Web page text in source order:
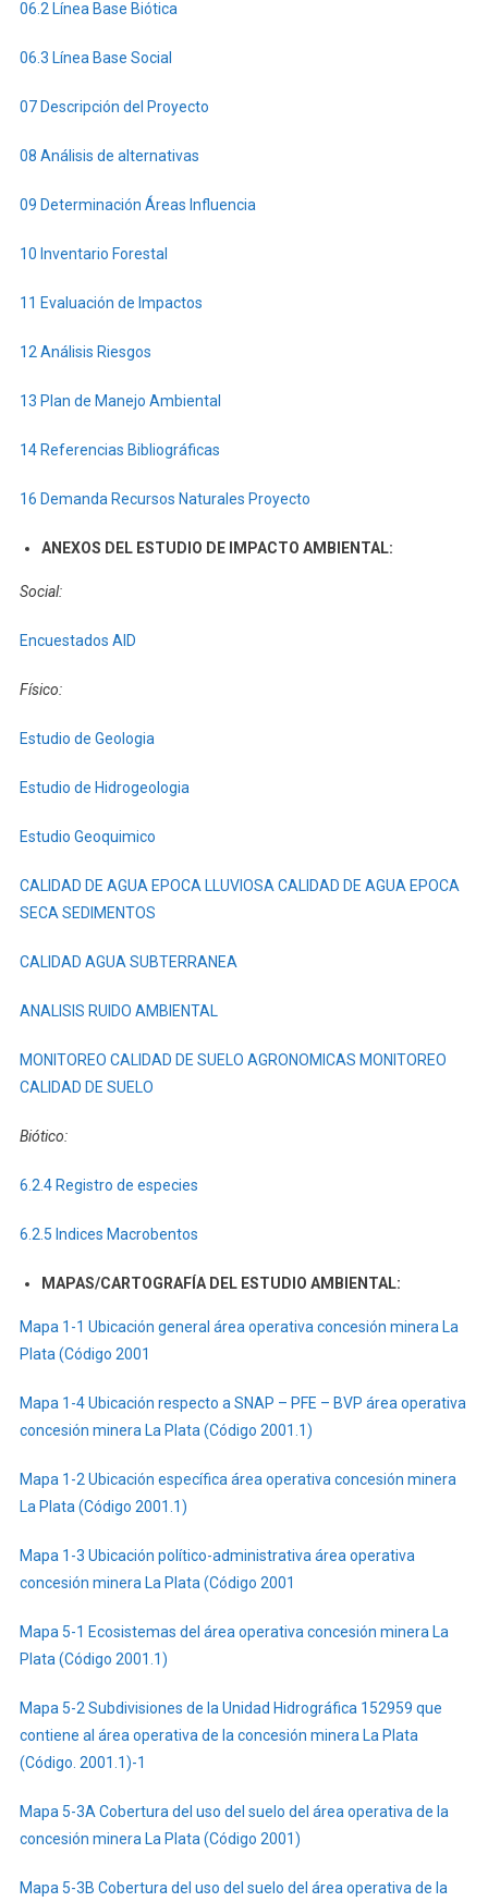
ÁREA
DE
CONCESIÓN
LA
(CÓDIGO
06.2 Línea Base Biótica
06.3 Línea Base Social
07 Descripción del Proyecto
08 Análisis de alternativas
09 Determinación Áreas Influencia
10 Inventario Forestal
11 Evaluación de Impactos
12 Análisis Riesgos
13 Plan de Manejo Ambiental
14 Referencias Bibliográficas
16 Demanda Recursos Naturales Proyecto
ANEXOS DEL ESTUDIO DE IMPACTO AMBIENTAL:
Social:
Encuestados AID
Físico:
Estudio de Geologia
Estudio de Hidrogeologia
Estudio Geoquimico
CALIDAD DE AGUA EPOCA LLUVIOSA CALIDAD DE AGUA EPOCA
SECA SEDIMENTOS
CALIDAD AGUA SUBTERRANEA
ANALISIS RUIDO AMBIENTAL
MONITOREO CALIDAD DE SUELO AGRONOMICAS MONITOREO
CALIDAD DE SUELO
Biótico:
6.2.4 Registro de especies
6.2.5 Indices Macrobentos
MAPAS/CARTOGRAFÍA DEL ESTUDIO AMBIENTAL:
Mapa 1-1 Ubicación general área operativa concesión minera La
Plata (Código 2001
Mapa 1-4 Ubicación respecto a SNAP – PFE – BVP área operativa
concesión minera La Plata (Código 2001.1)
Mapa 1-2 Ubicación específica área operativa concesión minera
La Plata (Código 2001.1)
Mapa 1-3 Ubicación político-administrativa área operativa
concesión minera La Plata (Código 2001
Mapa 5-1 Ecosistemas del área operativa concesión minera La
Plata (Código 2001.1)
Mapa 5-2 Subdivisiones de la Unidad Hidrográfica 152959 que
contiene al área operativa de la concesión minera La Plata
(Código. 2001.1)-1
Mapa 5-3A Cobertura del uso del suelo del área operativa de la
concesión minera La Plata (Código 2001)
Mapa 5-3B Cobertura del uso del suelo del área operativa de la